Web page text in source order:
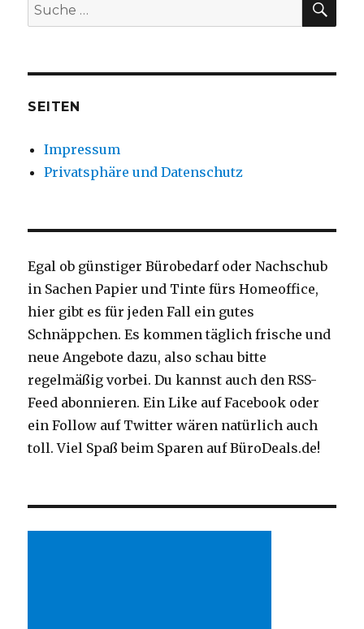
Suche
nach:
SEITEN
Impressum
Privatsphäre und Datenschutz
Egal ob günstiger Bürobedarf oder Nachschub
in Sachen Papier und Tinte fürs Homeoffice,
hier gibt es für jeden Fall ein gutes
Schnäppchen. Es kommen täglich frische und
neue Angebote dazu, also schau bitte
regelmäßig vorbei. Du kannst auch den RSS-
Feed abonnieren. Ein Like auf Facebook oder
ein Follow auf Twitter wären natürlich auch
toll. Viel Spaß beim Sparen auf BüroDeals.de!